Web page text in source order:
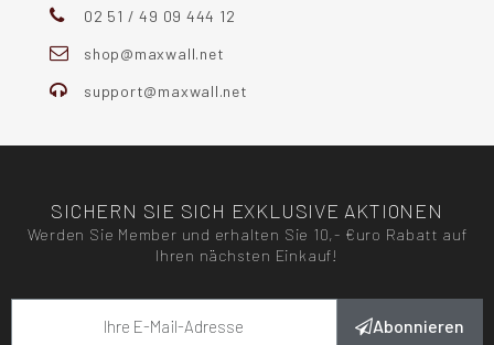
02 51 / 49 09 444 12
shop@maxwall.net
support@maxwall.net
SICHERN SIE SICH EXKLUSIVE AKTIONEN
Werden Sie Member und erhalten Sie 10,- €uro Rabatt auf
Ihren nächsten Einkauf!
Abonnieren